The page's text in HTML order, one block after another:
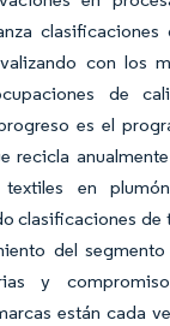
con los
de
es el
recicla
en
clasificaciones de
del
y
están cada